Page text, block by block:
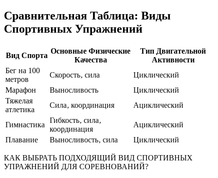
Сравнительная Таблица: Виды
Спортивных Упражнений
Вид Спорта
Основные Физические
Качества
Тип Двигательной
Активности
Бег на 100
метров
Скорость‚ сила
Циклический
Марафон
Выносливость
Циклический
Тяжелая
атлетика
Сила‚ координация Ациклический
Гимнастика
Гибкость‚ сила‚
координация
Ациклический
Плавание
Выносливость‚ сила Циклический
КАК ВЫБРАТЬ ПОДХОДЯЩИЙ ВИД СПОРТИВНЫХ
УПРАЖНЕНИЙ ДЛЯ СОРЕВНОВАНИЙ?